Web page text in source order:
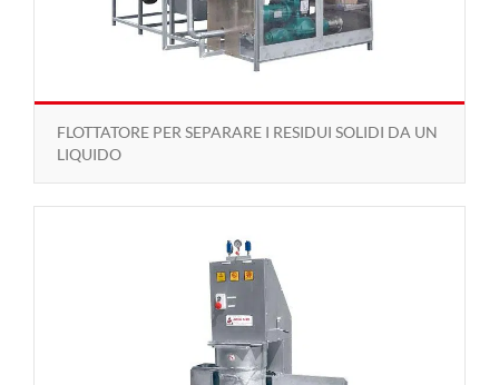
FLOTTATORE PER SEPARARE I RESIDUI SOLIDI DA UN
LIQUIDO